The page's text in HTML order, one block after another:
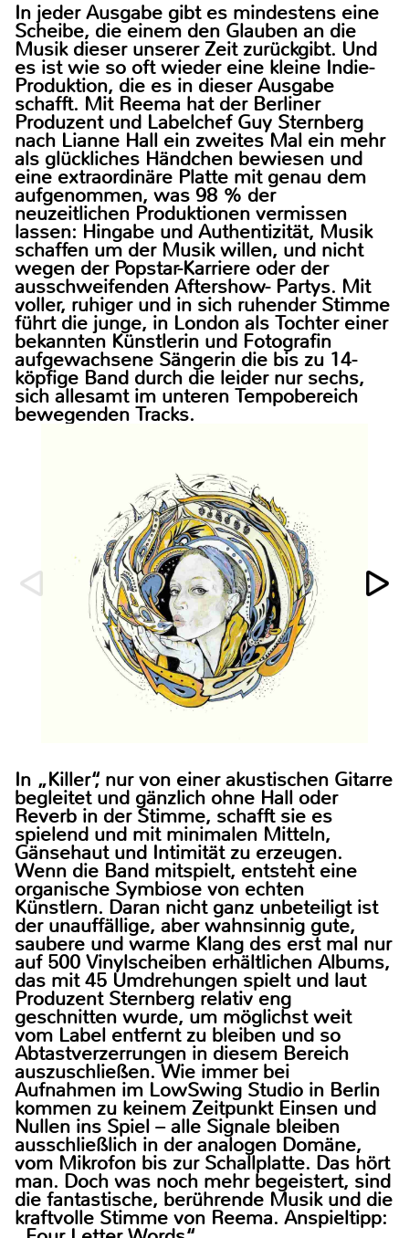
In jeder Ausgabe gibt es mindestens eine
Scheibe, die einem den Glauben an die
Musik dieser unserer Zeit zurückgibt. Und
es ist wie so oft wieder eine kleine Indie-
Produktion, die es in dieser Ausgabe
schafft. Mit Reema hat der Berliner
Produzent und Labelchef Guy Sternberg
nach Lianne Hall ein zweites Mal ein mehr
als glückliches Händchen bewiesen und
eine extraordinäre Platte mit genau dem
aufgenommen, was 98 % der
neuzeitlichen Produktionen vermissen
lassen: Hingabe und Authentizität, Musik
schaffen um der Musik willen, und nicht
wegen der Popstar-Karriere oder der
ausschweifenden Aftershow- Partys. Mit
voller, ruhiger und in sich ruhender Stimme
führt die junge, in London als Tochter einer
bekannten Künstlerin und Fotografin
aufgewachsene Sängerin die bis zu 14-
köpfige Band durch die leider nur sechs,
sich allesamt im unteren Tempobereich
bewegenden Tracks.
In „Killer“, nur von einer akustischen Gitarre
begleitet und gänzlich ohne Hall oder
Reverb in der Stimme, schafft sie es
spielend und mit minimalen Mitteln,
Gänsehaut und Intimität zu erzeugen.
Wenn die Band mitspielt, entsteht eine
organische Symbiose von echten
Künstlern. Daran nicht ganz unbeteiligt ist
der unauffällige, aber wahnsinnig gute,
saubere und warme Klang des erst mal nur
auf 500 Vinylscheiben erhältlichen Albums,
das mit 45 Umdrehungen spielt und laut
Produzent Sternberg relativ eng
geschnitten wurde, um möglichst weit
vom Label entfernt zu bleiben und so
Abtastverzerrungen in diesem Bereich
auszuschließen. Wie immer bei
Aufnahmen im LowSwing Studio in Berlin
kommen zu keinem Zeitpunkt Einsen und
Nullen ins Spiel – alle Signale bleiben
ausschließlich in der analogen Domäne,
vom Mikrofon bis zur Schallplatte. Das hört
man. Doch was noch mehr begeistert, sind
die fantastische, berührende Musik und die
kraftvolle Stimme von Reema. Anspieltipp: